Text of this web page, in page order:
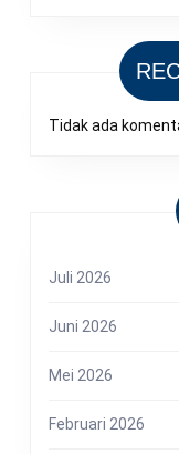
Tidak ada
Juli 2026
Juni 2026
Mei 2026
Februari 2026